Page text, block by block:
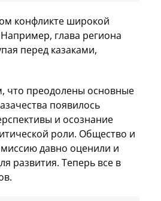
конфликте широкой
глава региона
перед казаками,
что преодолены основные
появилось
и осознание
роли. Общество и
давно оценили и
развития. Теперь все в